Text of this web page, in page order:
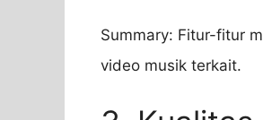
Summary: Fitur-fitur
video musik terkait.